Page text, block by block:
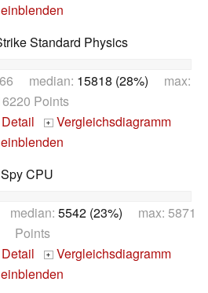
einblenden
Standard Physics
median: 15818 (28%) max:
Points
+ Vergleichsdiagramm
einblenden
CPU
5542 (23%) max: 5871
Points
+ Vergleichsdiagramm
einblenden